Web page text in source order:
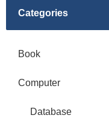
Categories
Book
Computer
Database